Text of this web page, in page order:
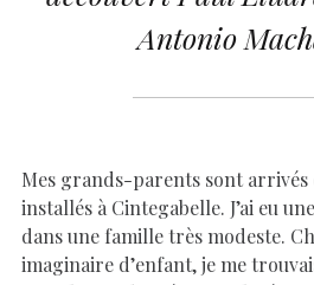
Antonio
Mes grands-parents sont arrivés
installés à Cintegabelle. J’ai eu
dans une famille très modeste.
imaginaire d’enfant, je me